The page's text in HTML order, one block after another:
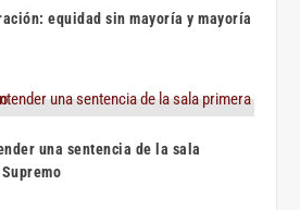
equidad sin mayoría y mayoría
una sentencia de la sala